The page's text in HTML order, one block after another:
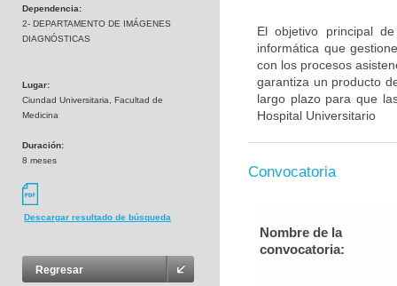
Dependencia:
2- DEPARTAMENTO DE IMÁGENES
DIAGNÓSTICAS
Lugar:
Ciundad Universitaria, Facultad de
Medicina
Duración:
8 meses
Descargar resultado de búsqueda
Regresar
El objetivo principal
informática que
con los procesos
garantiza un producto
largo plazo para que
Hospital Universitario
Convocatoria
Nombre de la
convocatoria: